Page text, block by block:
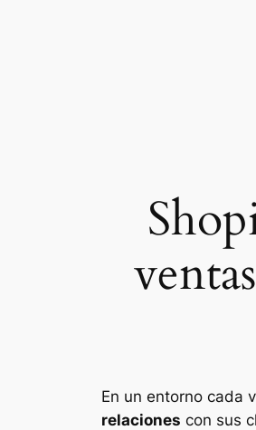
En un entorno cada
relaciones con sus